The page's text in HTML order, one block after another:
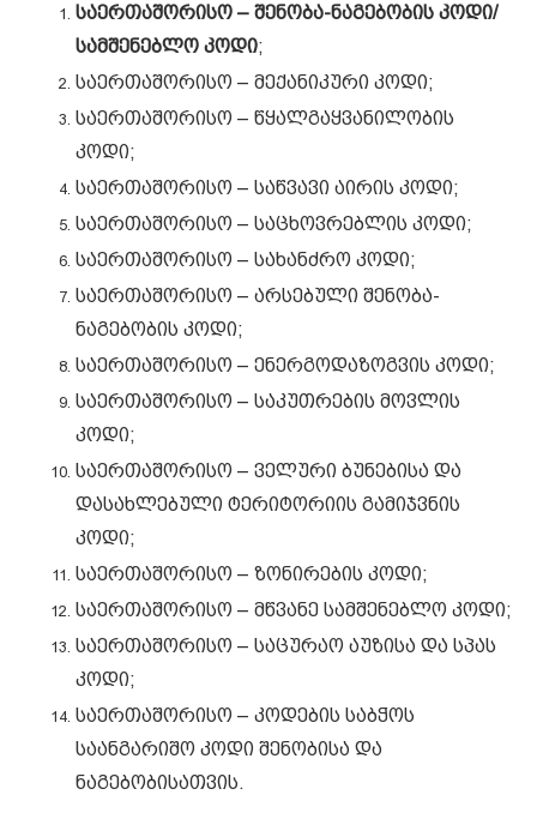
საერთაშორისო – შენობა-ნაგებობის კოდი/
სამშენებლო კოდი;
საერთაშორისო – მექანიკური კოდი;
საერთაშორისო – წყალგაყვანილობის
კოდი;
საერთაშორისო – საწვავი აირის კოდი;
საერთაშორისო – საცხოვრებლის კოდი;
საერთაშორისო – სახანძრო კოდი;
საერთაშორისო – არსებული შენობა-
ნაგებობის კოდი;
საერთაშორისო – ენერგოდაზოგვის კოდი;
საერთაშორისო – საკუთრების მოვლის
კოდი;
საერთაშორისო – ველური ბუნებისა და
დასახლებული ტერიტორიის გამიჯვნის
კოდი;
საერთაშორისო – ზონირების კოდი;
საერთაშორისო – მწვანე სამშენებლო კოდი;
საერთაშორისო – საცურაო აუზისა და სპას
კოდი;
საერთაშორისო – კოდების საბჭოს
საანგარიშო კოდი შენობისა და
ნაგებობისათვის.